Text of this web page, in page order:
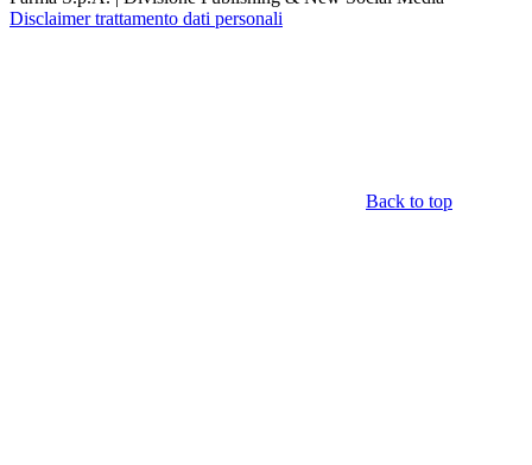
Disclaimer trattamento dati personali
Back to top